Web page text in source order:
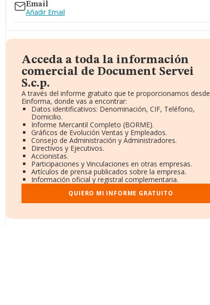
Email
Añadir Email
Acceda a toda la información
comercial de Document Servei
S.c.p.
A través del informe gratuito que te proporcionamos desde
Einforma, donde vas a encontrar:
Datos identificativos: Denominación, CIF, Teléfono,
Domicilio.
Informe Mercantil Completo (BORME).
Gráficos de Evolución Ventas y Empleados.
Consejo de Administración y Administradores.
Directivos y Ejecutivos.
Accionistas.
Participaciones y Vinculaciones en otras empresas.
Artículos de prensa publicados sobre la empresa.
Información oficial y registral complementaria.
QUIERO MI INFORME GRATUITO